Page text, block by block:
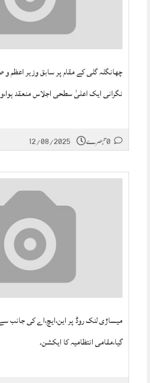
چھانگلہ گلی کے مقام پر سابق وزیر اعظم
نگرانی ایک اعلیٰ سطحی اجلاس منعقد
12/08/2025
میساڑی لنک روڈ پر این،ایچ،اے کی جانب
گیا،مقامی انتظامیہ کا ایکشن۔